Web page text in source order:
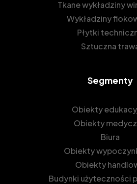
Tkane wykładziny
Wykładziny
Płytki
Sztuczna
Segmenty
Obiekty
Obiekty
Biura
Obiekty
Obiekty
Budynki użyteczności